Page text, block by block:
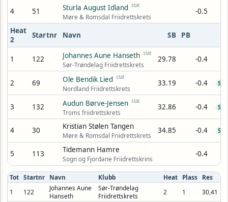
4 51 Sturla August Idland stat
Møre & Romsdal Friidrettskrets
-0.5
Heat
2
Startnr Navn SB PB
1 122 Johannes Aune Hanseth stat
Sør-Trøndelag Friidrettskrets
29.78 -0.4
2 69 Ole Bendik Lied stat
Nordland Friidrettskrets
33.19 -0.4 SB
3 132 Audun Børve-Jensen stat
Troms friidrettskrets
32.86 -0.4 SB
4 30 Kristian Stølen Tangen
Møre & Romsdal Friidrettskrets
34.85 -0.4 SB
5 113 Tidemann Hamre
Sogn og Fjordane Friidrettskrins
-0.4
Tot Startnr Navn Klubb Heat Plass
Res
1
122
Johannes Aune
Hanseth
Sør-Trøndelag
Friidrettskrets
2 1 30,41